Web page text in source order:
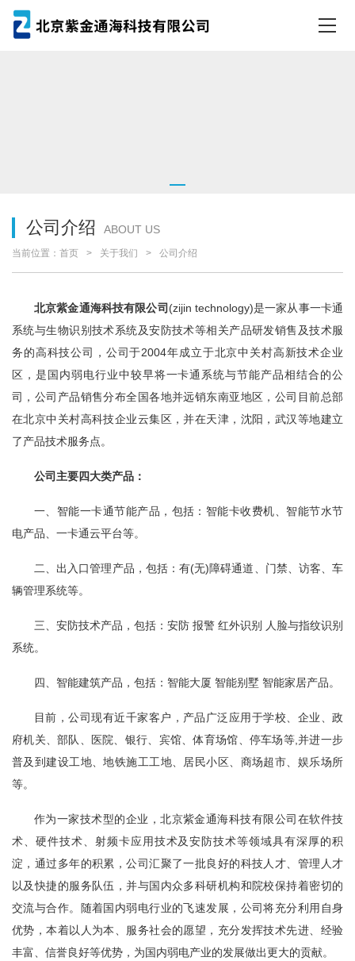
公司介绍 ABOUT US
当前位置： 首页 关于我们 公司介绍
北京紫金通海科技有限公司 (zijin technology)是一家从事一卡通
系统与生物识别技术系统及安防技术等相关产品研发销售及技术服
务的高科技公司，公司于2004年成立于北京中关村高新技术企业
区，是国内弱电行业中较早将一卡通系统与节能产品相结合的公
司，公司产品销售分布全国各地并远销东南亚地区，公司目前总部
在北京中关村高科技企业云集区，并在天津，沈阳，武汉等地建立
了产品技术服务点。
公司主要四大类产品：
一、智能一卡通节能产品，包括：智能卡收费机、智能节水节
电产品、一卡通云平台等。
二、出入口管理产品，包括：有(无)障碍通道、门禁、访客、车
辆管理系统等。
三、安防技术产品，包括：安防 报警 红外识别 人脸与指纹识别
系统。
四、智能建筑产品，包括：智能大厦 智能别墅 智能家居产品。
目前，公司现有近千家客户，产品广泛应用于学校、企业、政
府机关、部队、医院、银行、宾馆、体育场馆、停车场等,并进一步
普及到建设工地、地铁施工工地、居民小区、商场超市、娱乐场所
等。
作为一家技术型的企业，北京紫金通海科技有限公司在软件技
术、硬件技术、射频卡应用技术及安防技术等领域具有深厚的积
淀，通过多年的积累，公司汇聚了一批良好的科技人才、管理人才
以及快捷的服务队伍，并与国内众多科研机构和院校保持着密切的
交流与合作。随着国内弱电行业的飞速发展，公司将充分利用自身
优势，本着以人为本、服务社会的愿望，充分发挥技术先进、经验
丰富、信誉良好等优势，为国内弱电产业的发展做出更大的贡献。